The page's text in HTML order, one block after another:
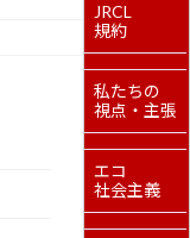
JRCL
規約
私たちの
視点・主張
エコ
社会主義